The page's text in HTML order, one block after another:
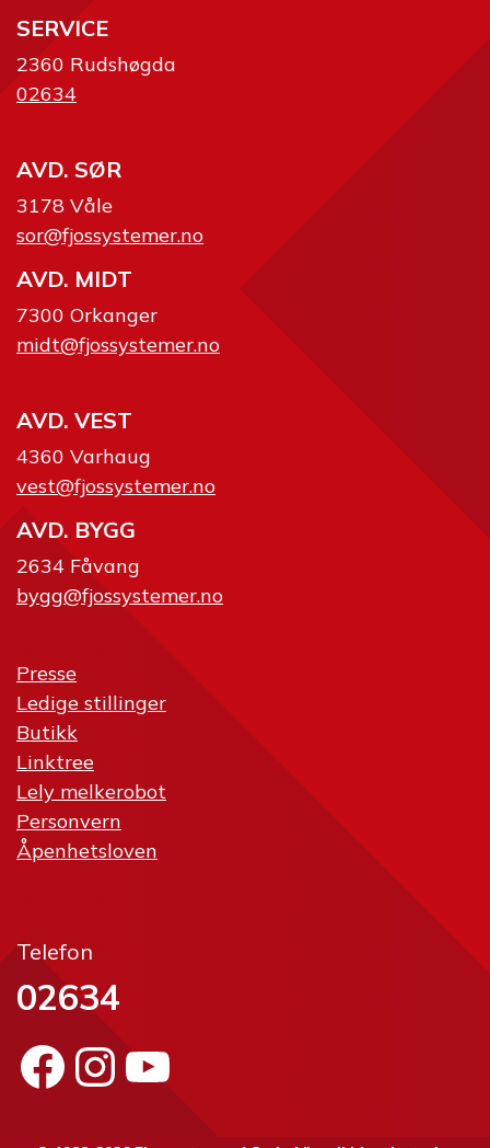
SERVICE
2360 Rudshøgda
02634
AVD. SØR
3178 Våle
sor@fjossystemer.no
AVD. MIDT
7300 Orkanger
midt@fjossystemer.no
AVD. VEST
4360 Varhaug
vest@fjossystemer.no
AVD. BYGG
2634 Fåvang
bygg@fjossystemer.no
Presse
Ledige stillinger
Butikk
Linktree
Lely melkerobot
Personvern
Åpenhetsloven
Telefon
02634
Facebook
Instagram
YouTube